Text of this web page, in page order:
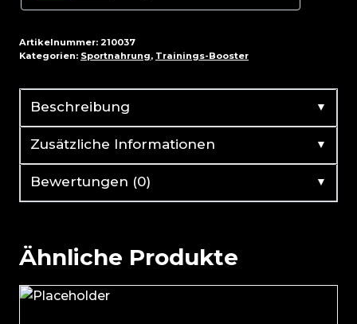
Menge
Artikelnummer: 210037
Kategorien: Sportnahrung, Trainings-Booster
Beschreibung ▼
Zusätzliche Informationen ▼
Bewertungen (0) ▼
Ähnliche Produkte